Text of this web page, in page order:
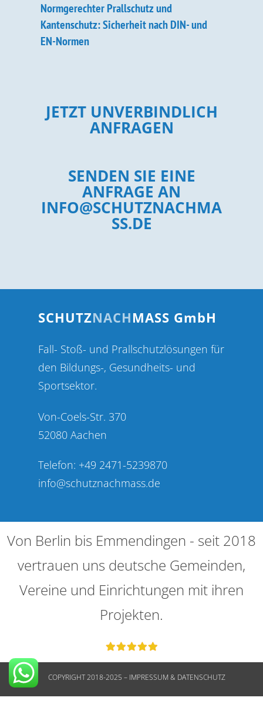
Normgerechter Prallschutz und
Kantenschutz: Sicherheit nach DIN- und
EN-Normen
JETZT UNVERBINDLICH
ANFRAGEN
SENDEN SIE EINE
ANFRAGE AN
INFO@SCHUTZNACHMA
SS.DE
SCHUTZNACHMASS GmbH
Fall- Stoß- und Prallschutzlösungen für
den Bildungs-, Gesundheits- und
Sportsektor.
Von-Coels-Str. 370
52080 Aachen
Telefon: +49 2471-5239870
info@schutznachmass.de
Von Berlin bis Emmendingen - seit 2018
vertrauen uns deutsche Gemeinden,
Vereine und Einrichtungen mit ihren
Projekten.
COPYRIGHT 2018-2025 – IMPRESSUM & DATENSCHUTZ